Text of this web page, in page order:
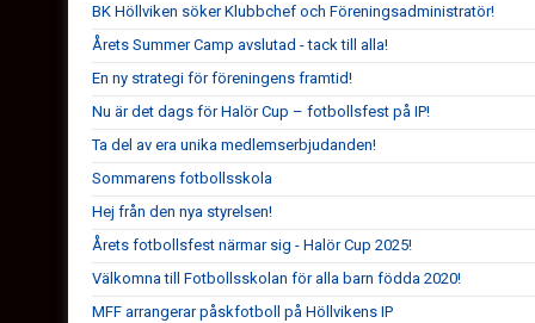
BK Höllviken söker Klubbchef och Föreningsadministratör!
Årets Summer Camp avslutad - tack till alla!
En ny strategi för föreningens framtid!
Nu är det dags för Halör Cup – fotbollsfest på IP!
Ta del av era unika medlemserbjudanden!
Sommarens fotbollsskola
Hej från den nya styrelsen!
Årets fotbollsfest närmar sig - Halör Cup 2025!
Välkomna till Fotbollsskolan för alla barn födda 2020!
MFF arrangerar påskfotboll på Höllvikens IP